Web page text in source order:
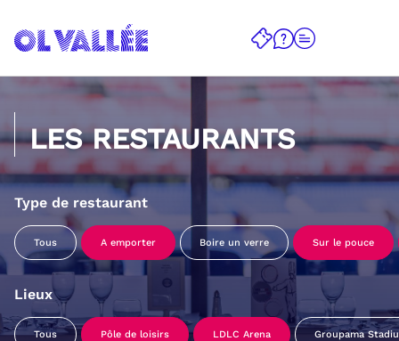
LES RESTAURANTS
Type de restaurant
Tous A emporter Boire un verre Sur le pouce
Lieux
Tous Pôle de loisirs LDLC Arena Groupama